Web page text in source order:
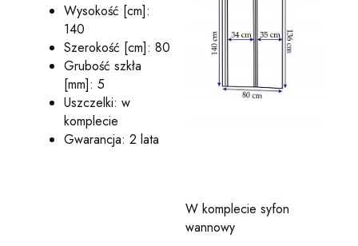
Wysokość [cm]:
140
Szerokość [cm]: 80
Grubość szkła
[mm]: 5
Uszczelki: w
komplecie
Gwarancja: 2 lata
W komplecie syfon
wannowy